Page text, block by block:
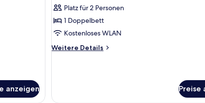
anzeigen
Schlafzimmer,
Nichtraucher,
Stadtblick
Platz für 2 Personen
1 Doppelbett
Kostenloses WLAN
Weitere Details
Weitere
Schlafzimmer,
Preise